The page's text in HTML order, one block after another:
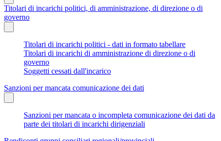
Titolari di incarichi politici, di amministrazione, di direzione o di
governo
Titolari di incarichi politici - dati in formato tabellare
Titolari di incarichi di amministrazione di direzione o di
governo
Soggetti cessati dall'incarico
Sanzioni per mancata comunicazione dei dati
Sanzioni per mancata o incompleta comunicazione dei dati da
parte dei titolari di incarichi dirigenziali